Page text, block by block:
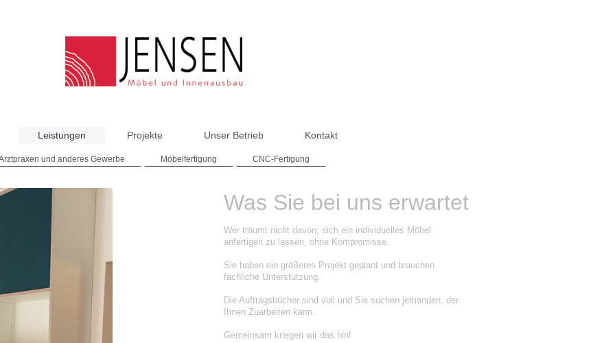
Leistungen Projekte Unser Betrieb Kontakt
und anderes Gewerbe Möbelfertigung CNC-Fertigung
Was Sie bei uns erwartet
Wer träumt nicht davon, sich ein individuelles Möbel
anfertigen zu lassen, ohne Kompromisse.
Sie haben ein größeres Projekt geplant und brauchen
fachliche Unterstützung.
Die Auftragsbücher sind voll und Sie suchen jemanden, der
Ihnen Zuarbeiten kann.
Gemeinsam kriegen wir das hin!